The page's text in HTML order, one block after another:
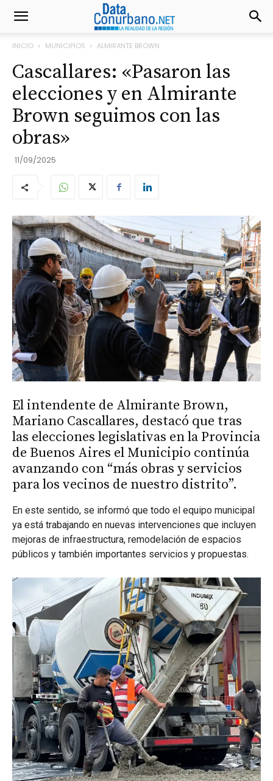
INICIO MUNICIPIOS ALMIRANTE BROWN
Cascallares: «Pasaron las
elecciones y en Almirante
Brown seguimos con las
obras»
11/09/2025
El intendente de Almirante Brown,
Mariano Cascallares, destacó que tras
las elecciones legislativas en la Provincia
de Buenos Aires el Municipio continúa
avanzando con “más obras y servicios
para los vecinos de nuestro distrito”.
En este sentido, se informó que todo el equipo municipal
ya está trabajando en nuevas intervenciones que incluyen
mejoras de infraestructura, remodelación de espacios
públicos y también importantes servicios y propuestas.